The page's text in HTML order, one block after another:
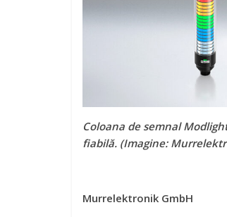
Coloana de semnal
fiabilă. (Imagine:
Murrelektronik